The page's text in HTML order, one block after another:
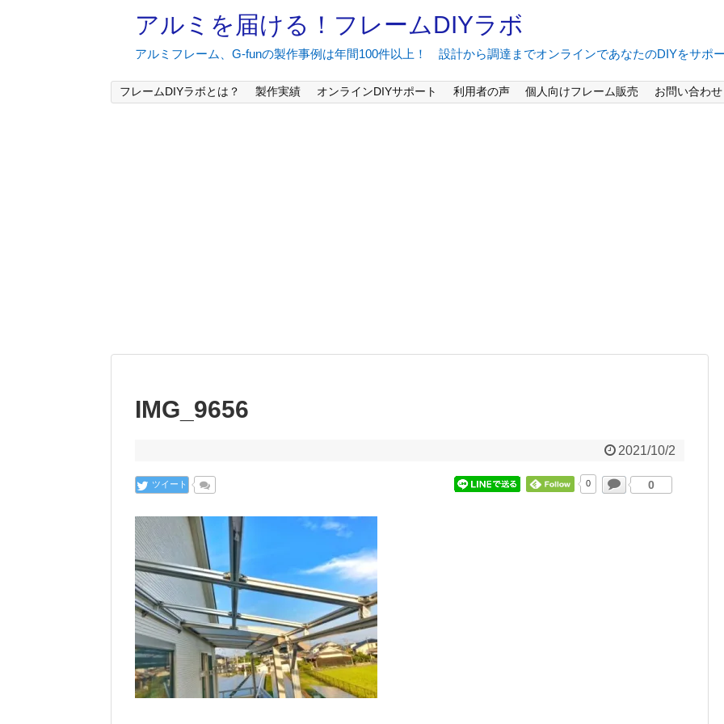
アルミを届ける！フレームDIYラボ
アルミフレーム、G-funの製作事例は年間100件以上！ 設計から調達までオンラインであなたのDIYをサポ
フレームDIYラボとは？ 製作実績 オンラインDIYサポート 利用者の声 個人向けフレーム販売 お問い合わせ
IMG_9656
2021/10/2
ツイート 0 0